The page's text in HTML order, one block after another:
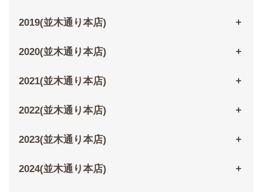
2019(並木通り本店)
2020(並木通り本店)
2021(並木通り本店)
2022(並木通り本店)
2023(並木通り本店)
2024(並木通り本店)